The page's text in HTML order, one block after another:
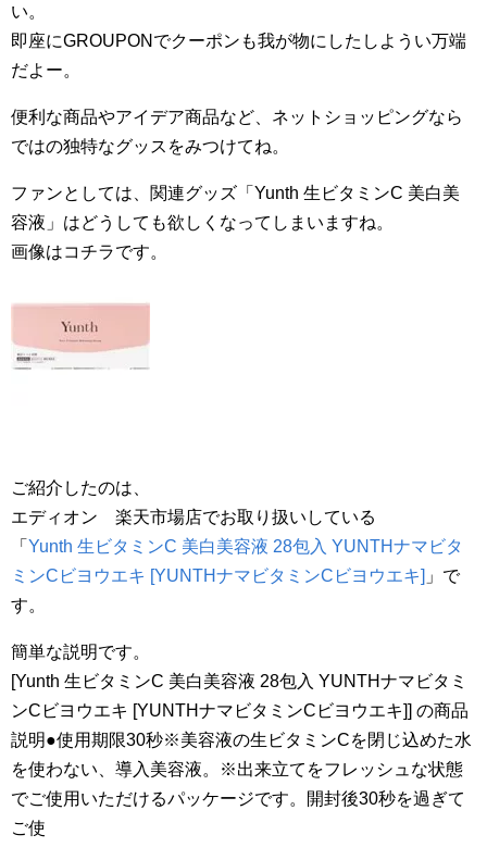
い。
即座にGROUPONでクーポンも我が物にしたしようい万端
だよー。
便利な商品やアイデア商品など、ネットショッピングなら
ではの独特なグッスをみつけてね。
ファンとしては、関連グッズ「Yunth 生ビタミンC 美白美
容液」はどうしても欲しくなってしまいますね。
画像はコチラです。
ご紹介したのは、
エディオン 楽天市場店でお取り扱いしている
「 Yunth 生ビタミンC 美白美容液 28包入 YUNTHナマビタ
ミンCビヨウエキ [YUNTHナマビタミンCビヨウエキ] 」で
す。
簡単な説明です。
[Yunth 生ビタミンC 美白美容液 28包入 YUNTHナマビタミ
ンCビヨウエキ [YUNTHナマビタミンCビヨウエキ]] の商品
説明●使用期限30秒※美容液の生ビタミンCを閉じ込めた水
を使わない、導入美容液。※出来立てをフレッシュな状態
でご使用いただけるパッケージです。開封後30秒を過ぎて
ご使